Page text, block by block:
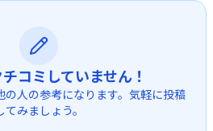
コミしていません！
の人の参考になります。気軽に投稿
てみましょう。